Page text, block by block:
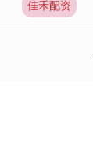
佳禾配资